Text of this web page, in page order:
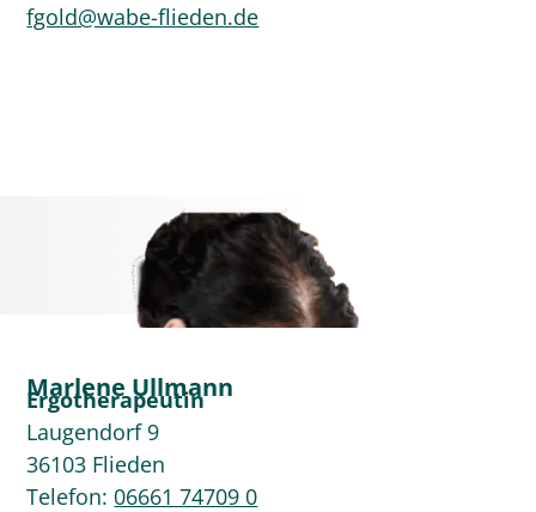
fgold@wabe-flieden.de
Marlene Ullmann
Ergotherapeutin
Laugendorf 9
36103 Flieden
Telefon: 06661 74709 0